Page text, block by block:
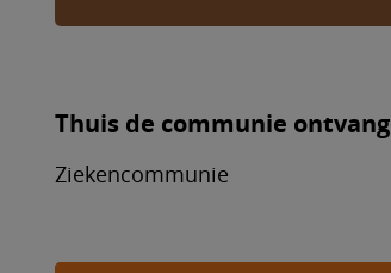
Thuis de communie
Ziekencommunie